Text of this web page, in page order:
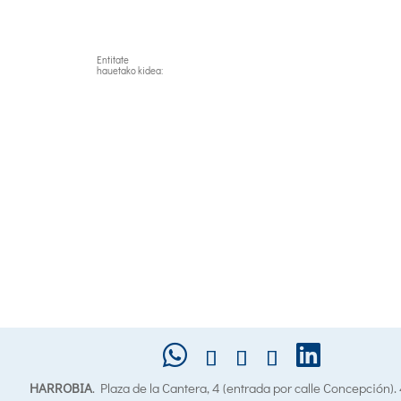
Entitate
hauetako kidea:
HARROBIA. Plaza de la Cantera, 4 (entrada por calle